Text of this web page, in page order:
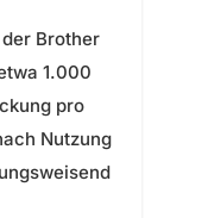
Brother
1.000
pro
Nutzung